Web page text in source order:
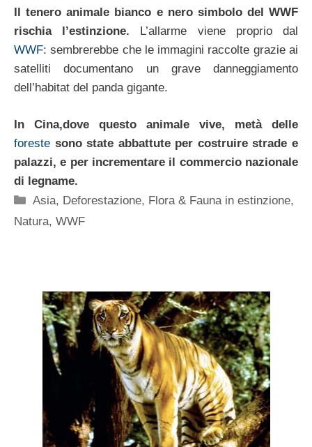
Il tenero animale bianco e nero simbolo del WWF
rischia l’estinzione. L’allarme viene proprio dal
WWF: sembrerebbe che le immagini raccolte grazie ai
satelliti documentano un grave danneggiamento
dell’habitat del panda gigante.
In Cina,dove questo animale vive, metà delle
foreste sono state abbattute per costruire strade e
palazzi, e per incrementare il commercio nazionale
di legname.
Categorie
Asia, Deforestazione, Flora & Fauna in estinzione,
Natura, WWF